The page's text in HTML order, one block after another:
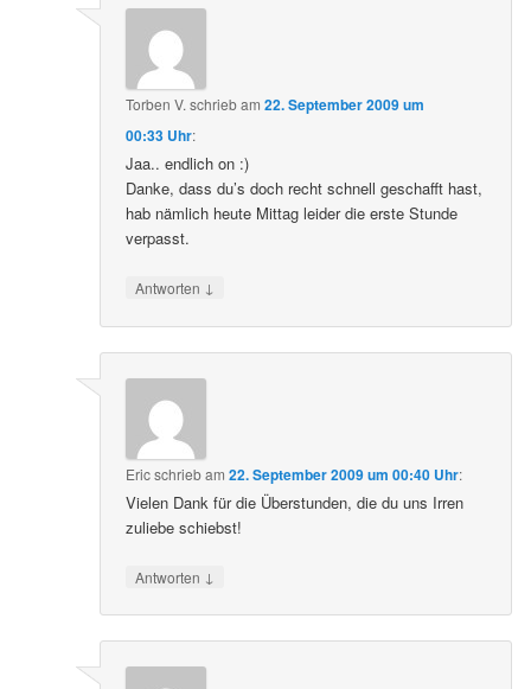
Torben V. schriebam22. September 2009 um
00:33 Uhr:
Jaa.. endlich on :)
Danke, dass du’s doch recht schnell geschafft hast,
hab nämlich heute Mittag leider die erste Stunde
verpasst.
Antworten ↓
Ericschriebam22. September 2009 um 00:40 Uhr:
Vielen Dank für die Überstunden, die du uns Irren
zuliebe schiebst!
Antworten ↓